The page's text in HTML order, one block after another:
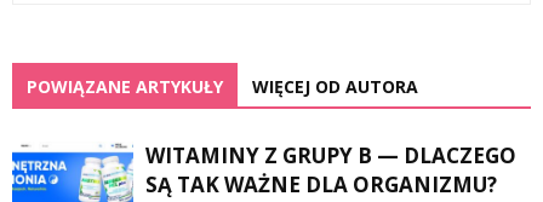
POWIĄZANE ARTYKUŁY WIĘCEJ OD AUTORA
WITAMINY Z GRUPY B — DLACZEGO
SĄ TAK WAŻNE DLA ORGANIZMU?